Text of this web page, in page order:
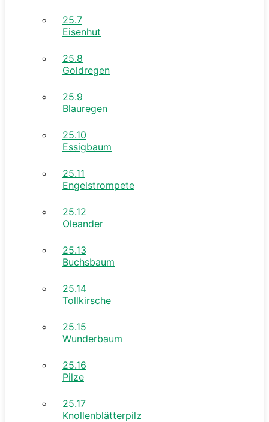
25.7
Eisenhut
25.8
Goldregen
25.9
Blauregen
25.10
Essigbaum
25.11
Engelstrompete
25.12
Oleander
25.13
Buchsbaum
25.14
Tollkirsche
25.15
Wunderbaum
25.16
Pilze
25.17
Knollenblätterpilz